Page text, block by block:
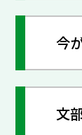
今
文